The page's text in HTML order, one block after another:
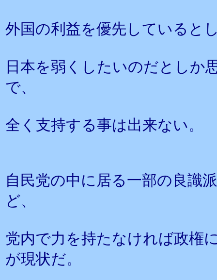
外国の利益を優先していると
日本を弱くしたいのだとしか
で、
全く支持する事は出来ない。
自民党の中に居る一部の良識
ど、
党内で力を持たなければ政権
が現状だ。